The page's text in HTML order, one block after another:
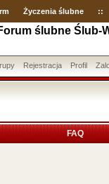
Życzenia ślubne ::
ślubne Ślub-
Rejestracja Profil
FAQ